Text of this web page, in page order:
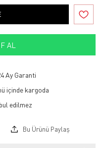
AL
Ay Garanti
içinde kargoda
Bu Ürünü Paylaş